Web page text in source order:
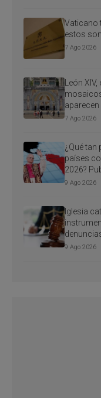
Vaticano
estos
7 Ago 2026
León
7 Ago 2026
¿Qué tan
países
2026?
9 Ago 2026
Iglesia
9 Ago 2026